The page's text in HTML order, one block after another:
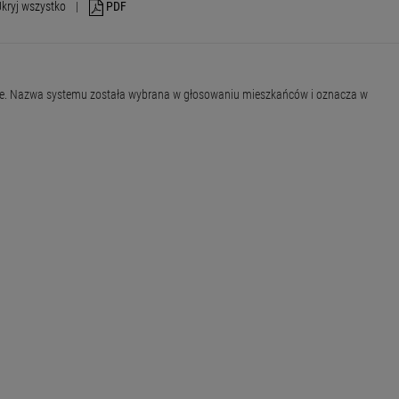
wszystko | PDF
systemu została wybrana w głosowaniu mieszkańców i oznacza w